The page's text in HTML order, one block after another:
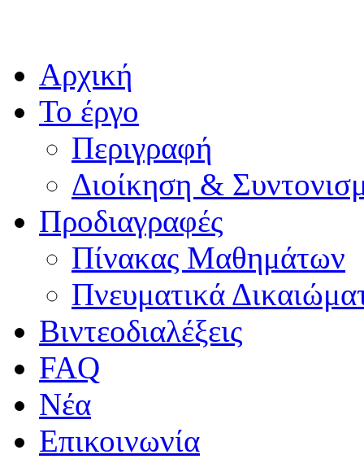
Αρχική
Το έργο
Περιγραφή
Διοίκηση &
Προδιαγραφές
Πίνακας Μαθημάτων
Πνευματικά
Βιντεοδιαλέξεις
FAQ
Νέα
Επικοινωνία